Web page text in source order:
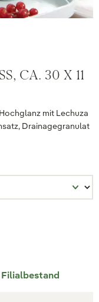
CA. 30 X 11 X
mit Lechuza
Drainagegranulat
Filialbestand